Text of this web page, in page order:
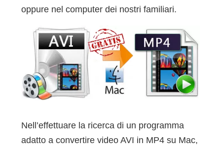
oppure nel computer dei nostri familiari.
Nell’effettuare la ricerca di un programma
adatto a convertire video AVI in MP4 su Mac,